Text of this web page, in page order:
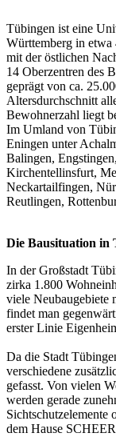
Tübingen ist eine
Württemberg in etwa
mit der östlichen
14 Oberzentren des
geprägt von ca.
Altersdurchschnitt
Bewohnerzahl liegt
Im Umland von
Eningen unter
Balingen,
Kirchentellinsfurt,
Neckartailfingen,
Reutlingen,
Die Bausituation in
In der Großstadt
zirka 1.800
viele Neubaugebiete
findet man
erster Linie
Da die Stadt
verschiedene
gefasst. Von vielen
werden gerade
Sichtschutzelemente
dem Hause